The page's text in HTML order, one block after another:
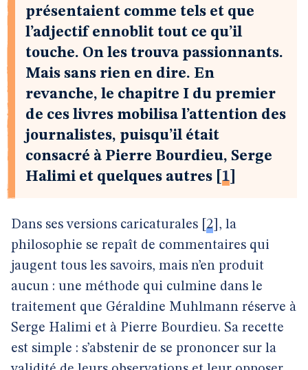
présentaient comme tels et que
l’adjectif ennoblit tout ce qu’il
touche. On les trouva passionnants.
Mais sans rien en dire. En
revanche, le chapitre I du premier
de ces livres mobilisa l’attention des
journalistes, puisqu’il était
consacré à Pierre Bourdieu, Serge
Halimi et quelques autres
1
Dans ses versions caricaturales 2 , la
philosophie se repaît de commentaires qui
jaugent tous les savoirs, mais n’en produit
aucun : une méthode qui culmine dans le
traitement que Géraldine Muhlmann réserve à
Serge Halimi et à Pierre Bourdieu. Sa recette
est simple : s’abstenir de se prononcer sur la